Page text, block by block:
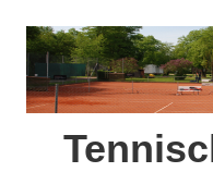
Inhalt
springen